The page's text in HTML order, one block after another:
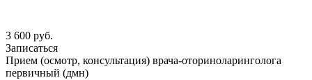
3 600 руб.
Записаться
Прием (осмотр, консультация) врача-оториноларинголога
первичный (дмн)